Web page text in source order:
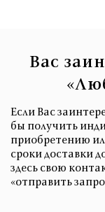
Вас
Если Вас
бы получить
приобретению
сроки доставки
здесь свою
«отправить